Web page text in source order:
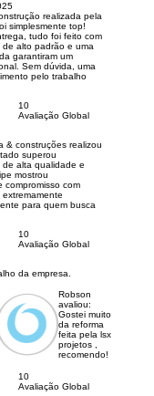
realizada pela
simplesmente top!
tudo foi feito com
alto padrão e uma
garantiram um
Sem dúvida, uma
pelo trabalho
10
Avaliação Global
& construções realizou
superou
de alta qualidade e
mostrou
compromisso com
para quem busca
10
Avaliação Global
da empresa.
Robson
avaliou:
Gostei muito
da reforma
feita pela lsx
projetos ,
recomendo!
10
Avaliação Global